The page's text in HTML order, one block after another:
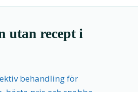
utan recept i
behandling för